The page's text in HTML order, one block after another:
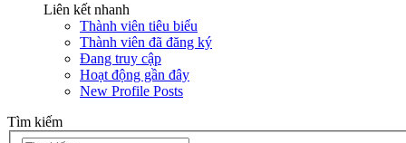
Liên kết nhanh
Thành viên tiêu biểu
Thành viên đã đăng ký
Đang truy cập
Hoạt động gần đây
New Profile Posts
Tìm kiếm